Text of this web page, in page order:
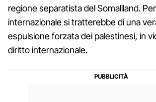
regione separatista del Somaliland.
internazionale si tratterebbe di una
espulsione forzata dei palestinesi, in
diritto internazionale.